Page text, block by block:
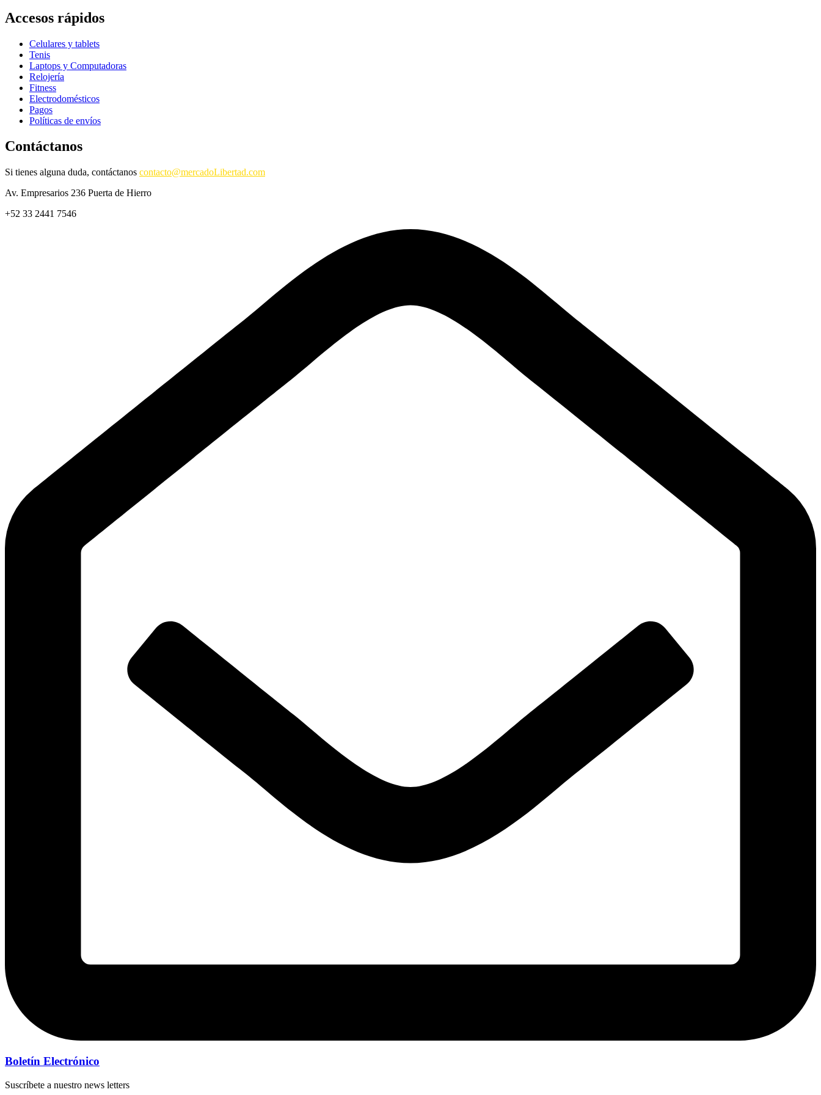
Accesos rápidos
Celulares y tablets
Tenis
Laptops y Computadoras
Relojería
Fitness
Electrodomésticos
Pagos
Políticas de envíos
Contáctanos
Si tienes alguna duda, contáctanos contacto@mercadoLibertad.com
Av. Empresarios 236 Puerta de Hierro
+52 33 2441 7546
Boletín Electrónico
Suscríbete a nuestro news letters